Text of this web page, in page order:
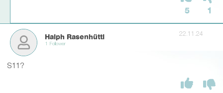
5 1
Halph Rasenhüttl
1 Follower
22.11.24
S11?